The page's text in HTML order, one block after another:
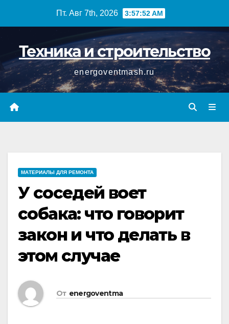
Пт. Авг 7th, 2026 3:57:53 AM
Техника и строительство
energoventmash.ru
МАТЕРИАЛЫ ДЛЯ РЕМОНТА
У соседей воет
собака: что говорит
закон и что делать в
этом случае
От energoventma